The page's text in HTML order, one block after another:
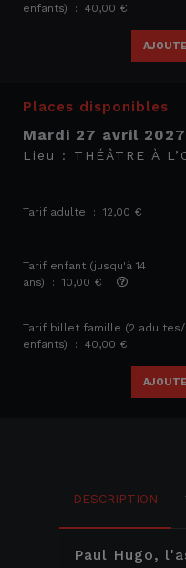
enfants) : 40,00 €
Places disponibles
mardi 27 avril 2027
Lieu : THÉÂTRE À
Tarif adulte : 12,00 €
Tarif enfant (jusqu'à 14
ans) : 10,00 €
Tarif billet famille (2 adultes/
enfants) : 40,00 €
THÉÂTRE À
Tarif adulte : 12,00 €
DESCRIPTION
Paul Hugo,